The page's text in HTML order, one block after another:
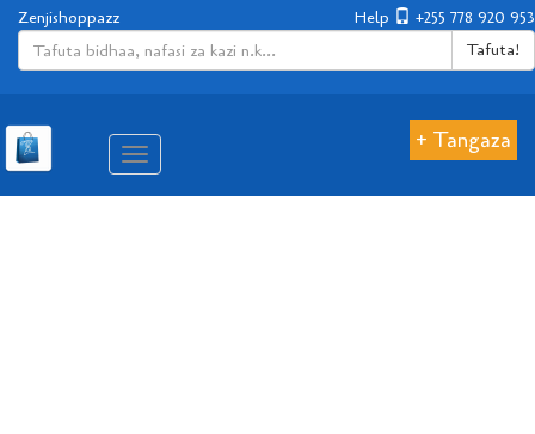
Help +255 778 920 953
Zenjishoppazz
Tafuta!
Aina
ya
+ Tangaza